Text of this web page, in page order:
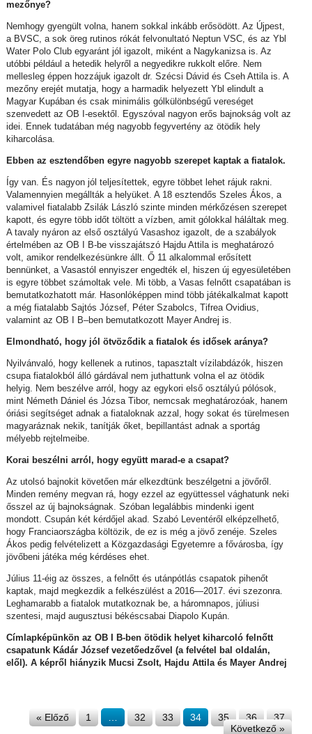
mezőnye?
Nemhogy gyengült volna, hanem sokkal inkább erősödött. Az Újpest,
a BVSC, a sok öreg rutinos rókát felvonultató Neptun VSC, és az Ybl
Water Polo Club egyaránt jól igazolt, miként a Nagykanizsa is. Az
utóbbi például a hetedik helyről a negyedikre rukkolt előre. Nem
mellesleg éppen hozzájuk igazolt dr. Szécsi Dávid és Cseh Attila is. A
mezőny erejét mutatja, hogy a harmadik helyezett Ybl elindult a
Magyar Kupában és csak minimális gólkülönbségű vereséget
szenvedett az OB I-esektől. Egyszóval nagyon erős bajnokság volt az
idei. Ennek tudatában még nagyobb fegyvertény az ötödik hely
kiharcolása.
Ebben az esztendőben egyre nagyobb szerepet kaptak a fiatalok.
Így van. És nagyon jól teljesítettek, egyre többet lehet rájuk rakni.
Valamennyien megállták a helyüket. A 18 esztendős Szeles Ákos, a
valamivel fiatalabb Zsilák László szinte minden mérkőzésen szerepet
kapott, és egyre több időt töltött a vízben, amit gólokkal háláltak meg.
A tavaly nyáron az első osztályú Vasashoz igazolt, de a szabályok
értelmében az OB I B-be visszajátszó Hajdu Attila is meghatározó
volt, amikor rendelkezésünkre állt. Ő 11 alkalommal erősített
bennünket, a Vasastól ennyiszer engedték el, hiszen új egyesületében
is egyre többet számoltak vele. Mi több, a Vasas felnőtt csapatában is
bemutatkozhatott már. Hasonlóképpen mind több játékalkalmat kapott
a még fiatalabb Sajtós József, Péter Szabolcs, Tifrea Ovidius,
valamint az OB I B–ben bemutatkozott Mayer Andrej is.
Elmondható, hogy jól ötvöződik a fiatalok és idősek aránya?
Nyilvánvaló, hogy kellenek a rutinos, tapasztalt vízilabdázók, hiszen
csupa fiatalokból álló gárdával nem juthattunk volna el az ötödik
helyig. Nem beszélve arról, hogy az egykori első osztályú pólósok,
mint Németh Dániel és Józsa Tibor, nemcsak meghatározóak, hanem
óriási segítséget adnak a fiataloknak azzal, hogy sokat és türelmesen
magyaráznak nekik, tanítják őket, bepillantást adnak a sportág
mélyebb rejtelmeibe.
Korai beszélni arról, hogy együtt marad-e a csapat?
Az utolsó bajnokit követően már elkezdtünk beszélgetni a jövőről.
Minden remény megvan rá, hogy ezzel az együttessel vághatunk neki
ősszel az új bajnokságnak. Szóban legalábbis mindenki igent
mondott. Csupán két kérdőjel akad. Szabó Leventéről elképzelhető,
hogy Franciaországba költözik, de ez is még a jövő zenéje. Szeles
Ákos pedig felvételizett a Közgazdasági Egyetemre a fővárosba, így
jövőbeni játéka még kérdéses ehet.
Július 11-éig az összes, a felnőtt és utánpótlás csapatok pihenőt
kaptak, majd megkezdik a felkészülést a 2016—2017. évi szezonra.
Leghamarabb a fiatalok mutatkoznak be, a háromnapos, júliusi
szentesi, majd augusztusi békéscsabai Diapolo Kupán.
Címlapképünkön az OB I B-ben ötödik helyet kiharcoló felnőtt
csapatunk Kádár József vezetőedzővel (a felvétel bal oldalán,
elől). A képről hiányzik Mucsi Zsolt, Hajdu Attila és Mayer Andrej
« Előző 1 32 33 34 35 36
37
Következő »